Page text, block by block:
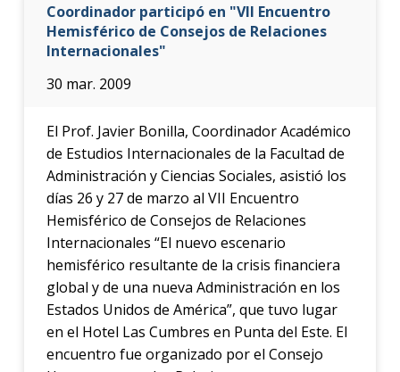
Coordinador participó en "VII Encuentro
Hemisférico de Consejos de Relaciones
Internacionales"
30 mar. 2009
El Prof. Javier Bonilla, Coordinador Académico
de Estudios Internacionales de la Facultad de
Administración y Ciencias Sociales, asistió los
días 26 y 27 de marzo al VII Encuentro
Hemisférico de Consejos de Relaciones
Internacionales “El nuevo escenario
hemisférico resultante de la crisis financiera
global y de una nueva Administración en los
Estados Unidos de América”, que tuvo lugar
en el Hotel Las Cumbres en Punta del Este. El
encuentro fue organizado por el Consejo